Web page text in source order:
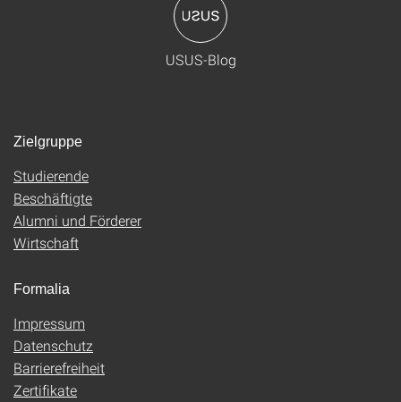
USUS-Blog
Zielgruppe
Studierende
Beschäftigte
Alumni und Förderer
Wirtschaft
Formalia
Impressum
Datenschutz
Barrierefreiheit
Zertifikate